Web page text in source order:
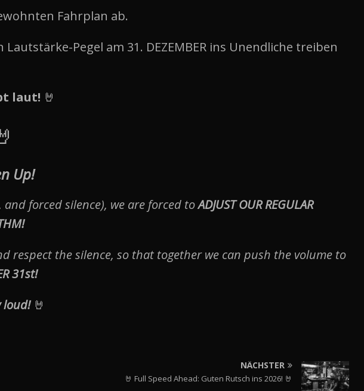
Fahrplan ab.
Pegel am 31. DEZEMBER ins Unendliche treiben
laut! 🤘
Up!
forced silence), we are forced toADJUST OUR REGULAR
the silence, so that together we can push the volume to
31st!
loud!🤘
NÄCHSTER
🤘 Full Speed Ahead: Guten Rutsch ins 2026! 🤘